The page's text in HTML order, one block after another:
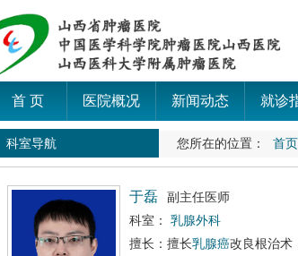
首 页 医院概况 新闻动态 就诊
您所在的位置： 首页
科室导航
于磊
副主任医师
科室： 乳腺外科
擅长：擅长乳腺癌改良根治术